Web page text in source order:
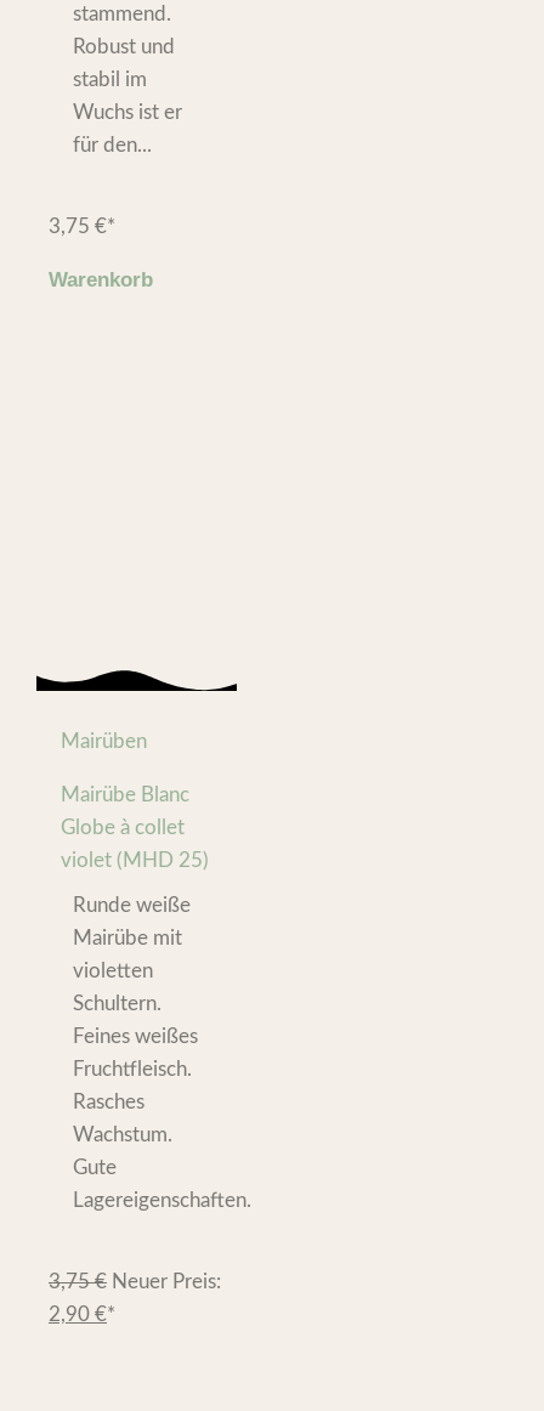
stammend.
Robust und
stabil im
Wuchs ist er
für den...
3,75 €*
Warenkorb
Mairüben
Mairübe Blanc
Globe à collet
violet (MHD 25)
Runde weiße
Mairübe mit
violetten
Schultern.
Feines weißes
Fruchtfleisch.
Rasches
Wachstum.
Gute
Lagereigenschaften.
3,75€ Neuer Preis:
2,90 €*